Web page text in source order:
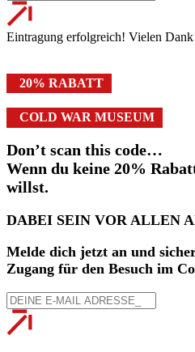
Eintragung erfolgreich! Vielen
20% RABATT
COLD WAR MUSEUM
Don’t scan this code…
Wenn du keine 20%
willst.
DABEI SEIN VOR ALLEN
Melde dich jetzt an und
Zugang für den Besuch im